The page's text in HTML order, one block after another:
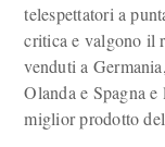
telespettatori a
critica e valgono il
venduti a
Olanda e Spagna
miglior prodotto